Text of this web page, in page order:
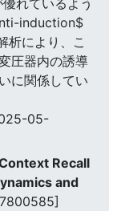
れているよう
induction$
析により、こ
圧器内の誘導
に関係してい
05-
Recall
and